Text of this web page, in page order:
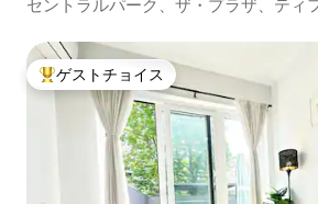
セントラルパーク、ザ・プラザ、ティ
大好評のゲストチョイスです。
ゲストチョイス